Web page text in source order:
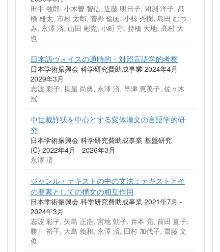
田中 牧郎, 小木曽 智信, 近藤 明日子, 間淵 洋子, 髙
橋 雄太, 市村 太郎, 菅野 倫匡, 小椋 秀樹, 島田 むつ
み, 永澤 済, 山田 彬尭, 小町 守, 持橋 大地, 高村 大
也
日本語ヴォイスの通時的・対照言語学的考察
日本学術振興会 科学研究費助成事業 2024年4月 -
2029年3月
志波 彩子, 長屋 尚典, 永澤 済, 早津 恵美子, 佐々木
冠
中世裁許状を中心とする変体漢文の言語学的研
究
日本学術振興会 科学研究費助成事業 基盤研究
(C) 2022年4月 - 2026年3月
永澤 済
ジャンル・テキストの中の文法：テキストとそ
の要素としての構文の相互作用
日本学術振興会 科学研究費助成事業 2021年7月 -
2024年3月
志波 彩子, 矢島 正浩, 宮地 朝子, 井本 亮, 前田 直子,
勝川 裕子, 大島 義和, 永澤 済, 田村 加代子, 齋藤 文
俊